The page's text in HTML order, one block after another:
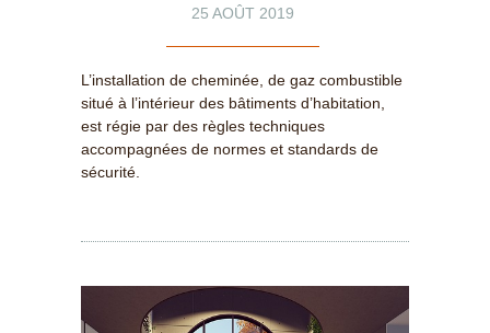
25 AOÛT 2019
L’installation de cheminée, de gaz combustible
situé à l’intérieur des bâtiments d’habitation,
est régie par des règles techniques
accompagnées de normes et standards de
sécurité.